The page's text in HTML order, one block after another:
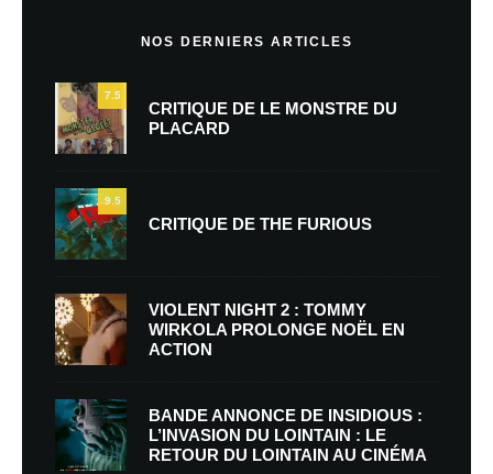
NOS DERNIERS ARTICLES
7.5
CRITIQUE DE LE MONSTRE DU
PLACARD
9.5
CRITIQUE DE THE FURIOUS
VIOLENT NIGHT 2 : TOMMY
WIRKOLA PROLONGE NOËL EN
ACTION
BANDE ANNONCE DE INSIDIOUS :
L’INVASION DU LOINTAIN : LE
RETOUR DU LOINTAIN AU CINÉMA